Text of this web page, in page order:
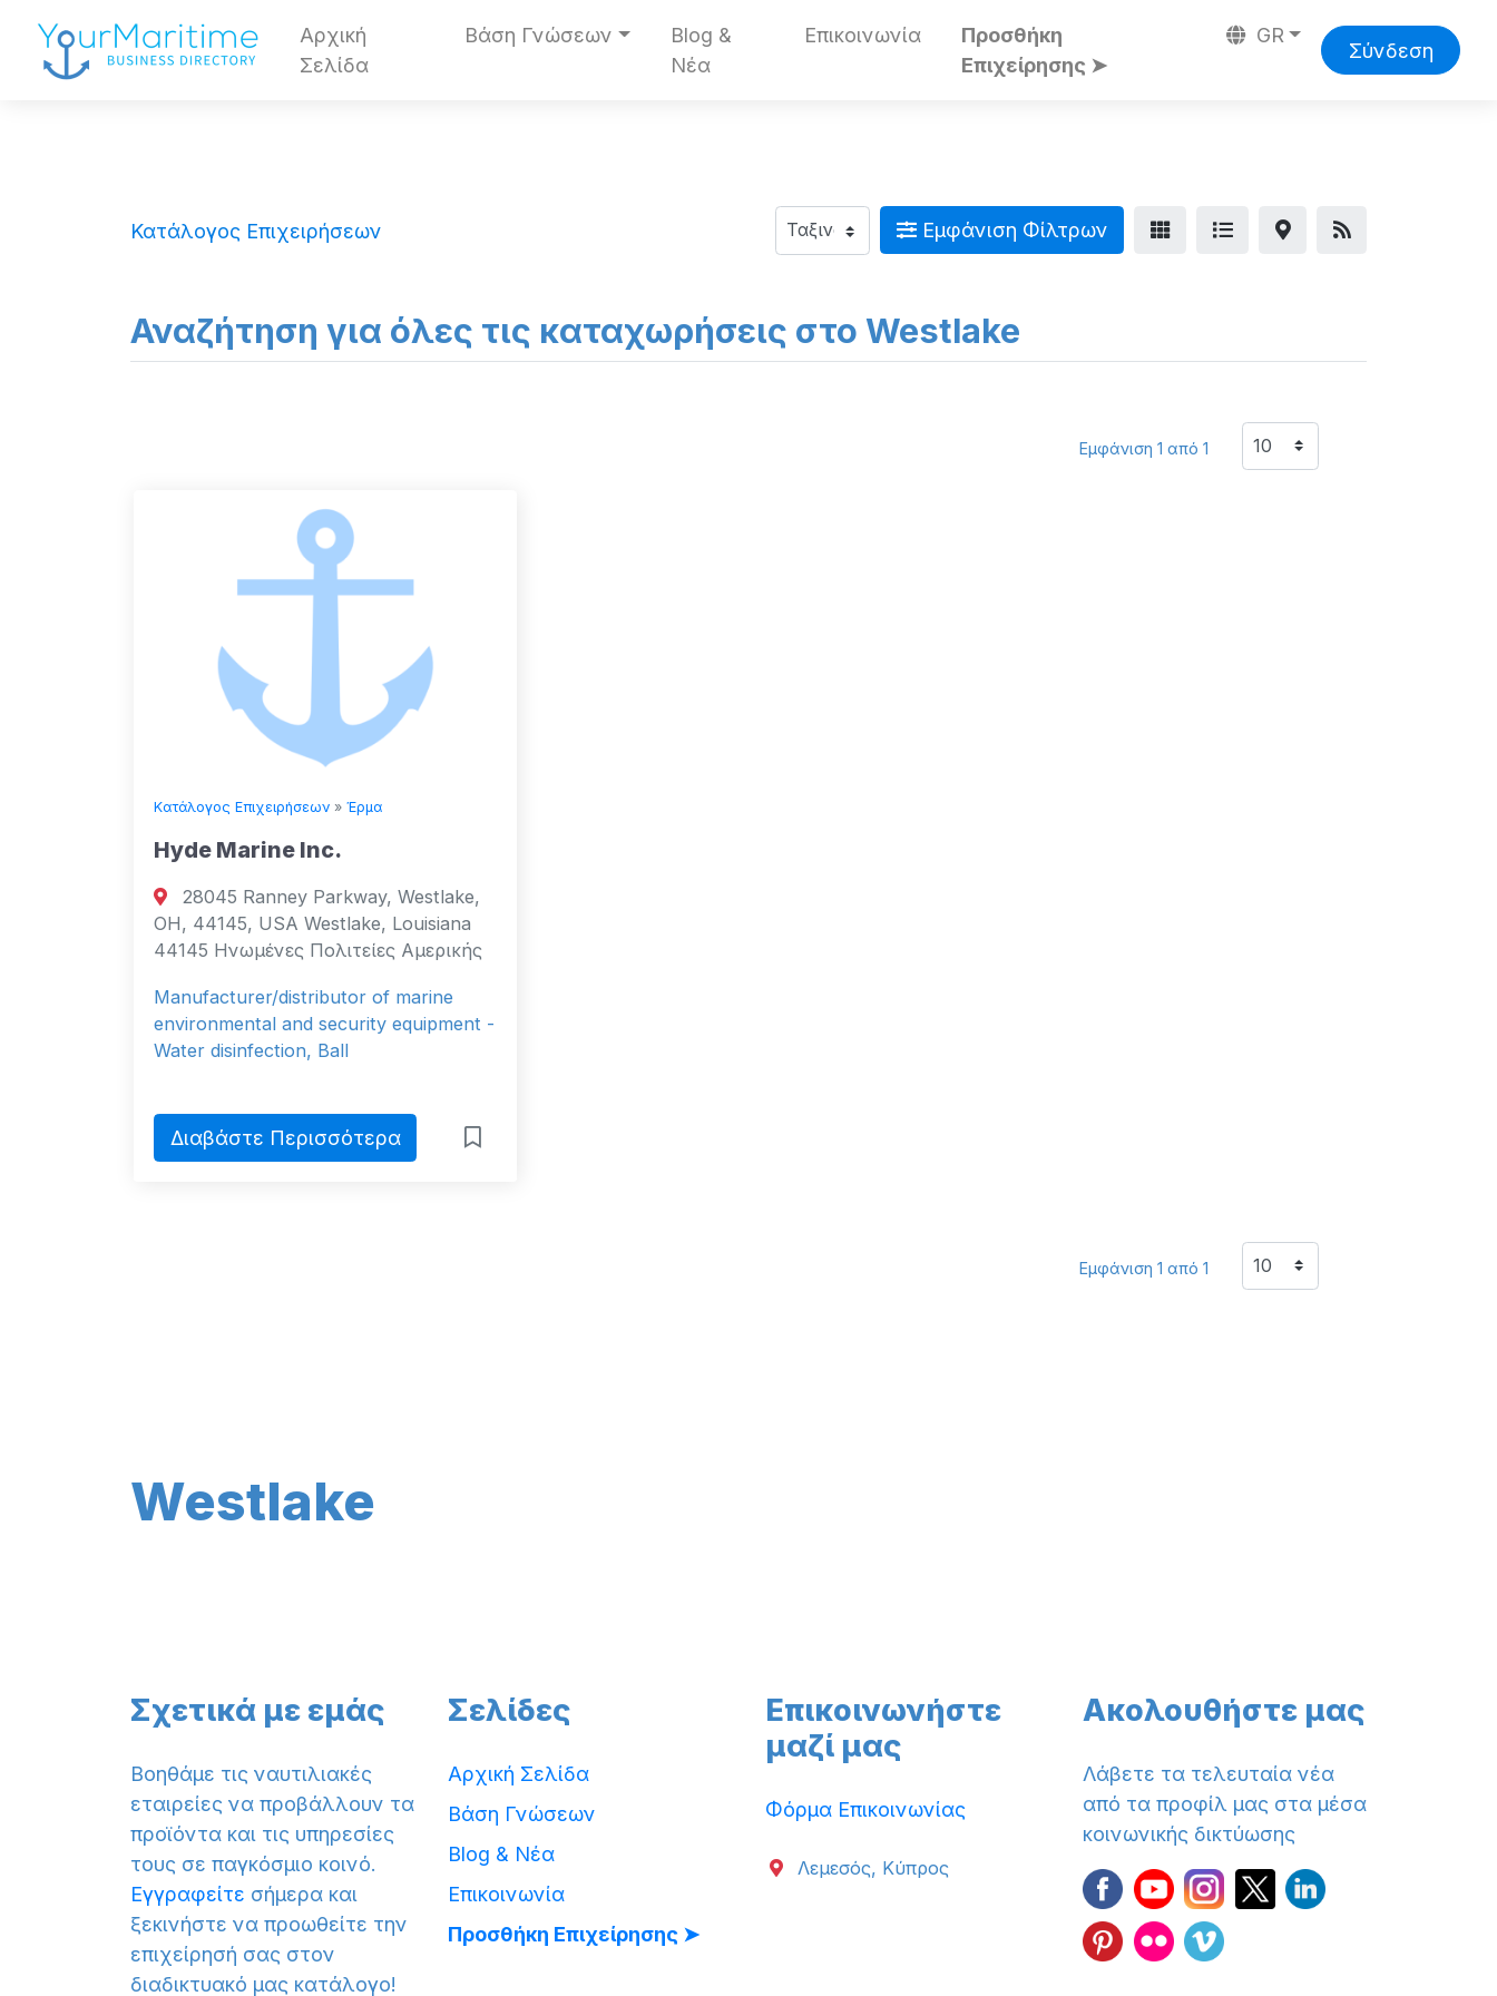
Αρχική
Σελίδα
Βάση Γνώσεων
Blog &
Νέα
Επικοινωνία
Προσθήκη
Επιχείρησης ➤
GR
Σύνδεση
Κατάλογος Επιχειρήσεων Εμφάνιση Φίλτρων
Αναζήτηση για όλες τις καταχωρήσεις στο Westlake
Εμφάνιση 1 από 1
Κατάλογος Επιχειρήσεων » Έρμα
Hyde Marine Inc.
28045 Ranney Parkway, Westlake,
OH, 44145, USA Westlake, Louisiana
44145 Ηνωμένες Πολιτείες Αμερικής
Manufacturer/distributor of marine
environmental and security equipment -
Water disinfection, Ball
Διαβάστε Περισσότερα
Εμφάνιση 1 από 1
Westlake
Σχετικά με εμάς
Βοηθάμε τις ναυτιλιακές
εταιρείες να προβάλλουν τα
προϊόντα και τις υπηρεσίες
τους σε παγκόσμιο κοινό.
Εγγραφείτε σήμερα και
ξεκινήστε να προωθείτε την
επιχείρησή σας στον
διαδικτυακό μας κατάλογο!
Σελίδες
Αρχική Σελίδα
Βάση Γνώσεων
Blog & Νέα
Επικοινωνία
Προσθήκη Επιχείρησης ➤
Επικοινωνήστε
μαζί μας
Φόρμα Επικοινωνίας
Λεμεσός, Κύπρος
Ακολουθήστε μας
Λάβετε τα τελευταία νέα
από τα προφίλ μας στα μέσα
κοινωνικής δικτύωσης